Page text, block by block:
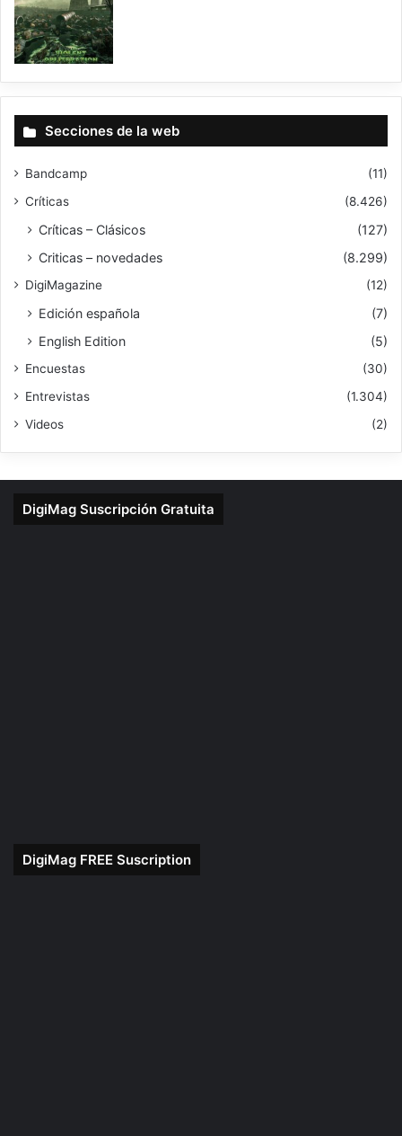
8
Secciones de la web
Bandcamp
(11)
Críticas
(8.426)
Críticas – Clásicos
(127)
Criticas – novedades
(8.299)
DigiMagazine (12)
Edición española
(7)
English Edition
(5)
Encuestas
(30)
Entrevistas
(1.304)
Videos
(2)
DigiMag Suscripción Gratuita
DigiMag FREE Suscription